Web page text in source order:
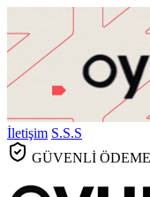
İletişim S.S.S
GÜVENLİ ÖDEME